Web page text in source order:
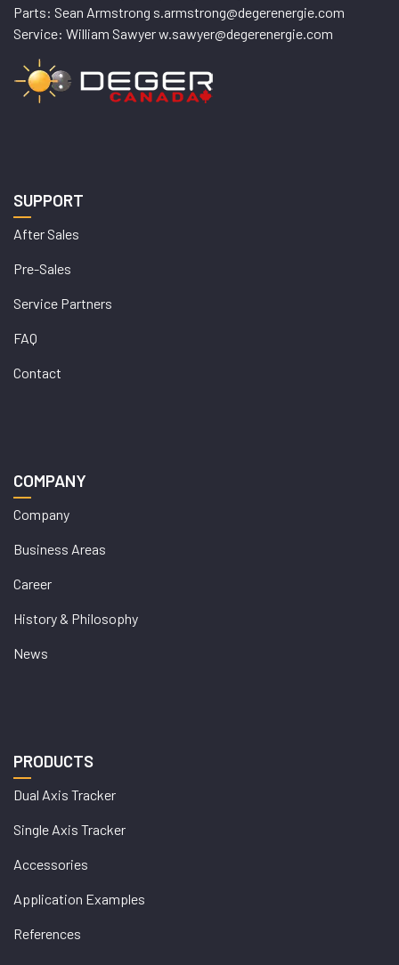
Parts: Sean Armstrong s.armstrong@degerenergie.com
Service: William Sawyer w.sawyer@degerenergie.com
SUPPORT
After Sales
Pre-Sales
Service Partners
FAQ
Contact
COMPANY
Company
Business Areas
Career
History & Philosophy
News
PRODUCTS
Dual Axis Tracker
Single Axis Tracker
Accessories
Application Examples
References